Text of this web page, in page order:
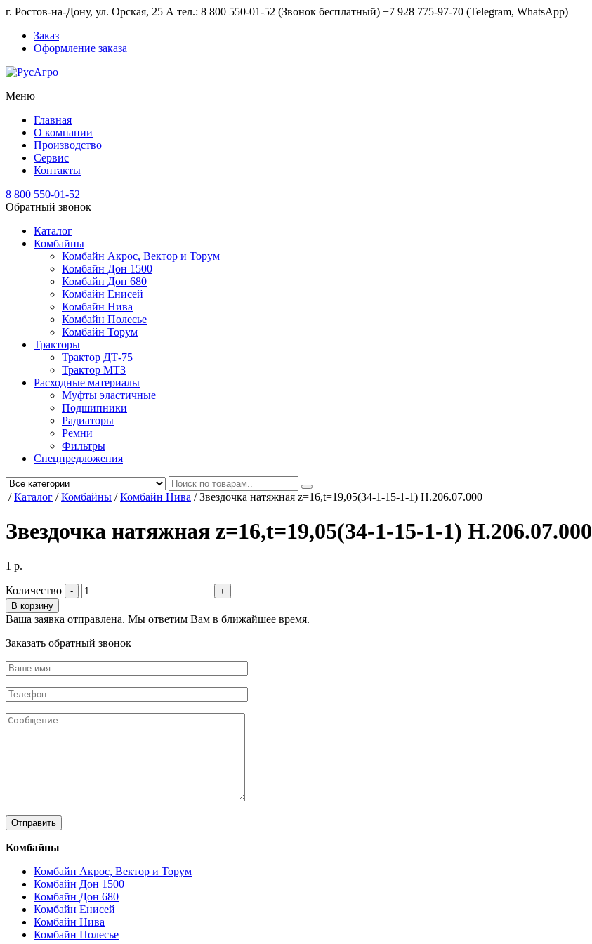
г. Ростов-на-Дону, ул. Орская, 25 А тел.: 8 800 550-01-52 (Звонок бесплатный) +7 928 775-97-70 (Telegram, WhatsApp)
Заказ
Оформление заказа
Меню
Главная
О компании
Производство
Сервис
Контакты
8 800 550-01-52
Обратный звонок
Каталог
Комбайны
Комбайн Акрос, Вектор и Торум
Комбайн Дон 1500
Комбайн Дон 680
Комбайн Енисей
Комбайн Нива
Комбайн Полесье
Комбайн Торум
Тракторы
Трактор ДТ-75
Трактор МТЗ
Расходные материалы
Муфты эластичные
Подшипники
Радиаторы
Ремни
Фильтры
Спецпредложения
/Каталог /Комбайны /Комбайн Нива /Звездочка натяжная z=16,t=19,05(34-1-15-1-1) Н.206.07.000
Звездочка натяжная z=16,t=19,05(34-1-15-1-1) Н.206.07.000
1 р.
Количество
В корзину
Ваша заявка отправлена. Мы ответим Вам в ближайшее время.
Заказать обратный звонок
Комбайны
Комбайн Акрос, Вектор и Торум
Комбайн Дон 1500
Комбайн Дон 680
Комбайн Енисей
Комбайн Нива
Комбайн Полесье